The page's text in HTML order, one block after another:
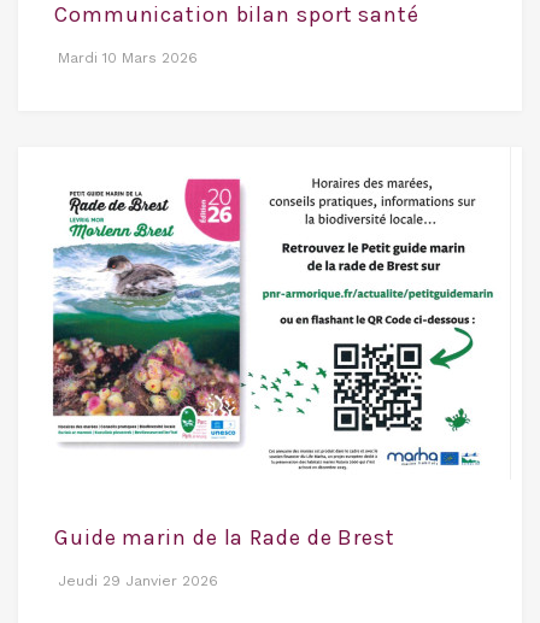
Communication bilan sport santé
Mardi 10 Mars 2026
Guide marin de la Rade de Brest
Jeudi 29 Janvier 2026